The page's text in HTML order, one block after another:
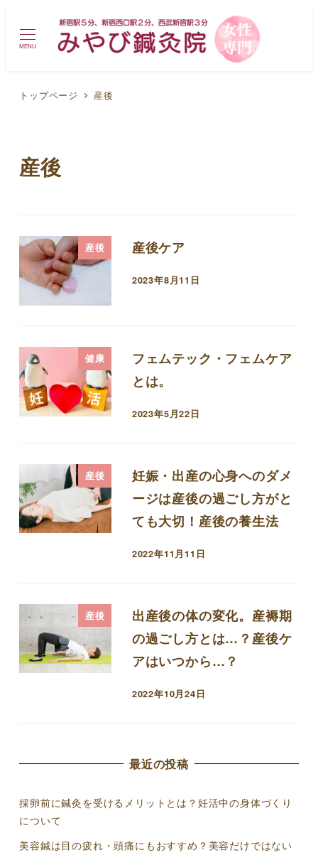
MENU
トップページ 産後
産後
産後 産後ケア
投稿日
2023年8月11日
健康
フェムテック・フェムケア
とは。
投稿日
2023年5月22日
産後
妊娠・出産の心身へのダメ
ージは産後の過ごし方がと
ても大切！産後の養生法
投稿日
2022年11月11日
産後
出産後の体の変化。産褥期
の過ごし方とは…？産後ケ
アはいつから…？
投稿日
2022年10月24日
最近の投稿
採卵前に鍼灸を受けるメリットとは？妊活中の身体づくり
について
美容鍼は目の疲れ・頭痛にもおすすめ？美容だけではない